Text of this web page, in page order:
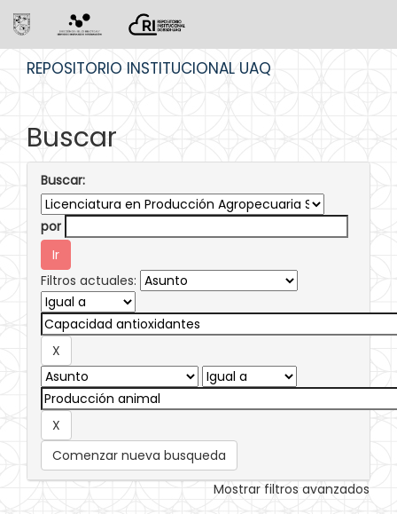
REPOSITORIO INSTITUCIONAL UAQ
Buscar
Buscar:
por
Filtros actuales:
Comenzar nueva busqueda
Mostrar filtros avanzados